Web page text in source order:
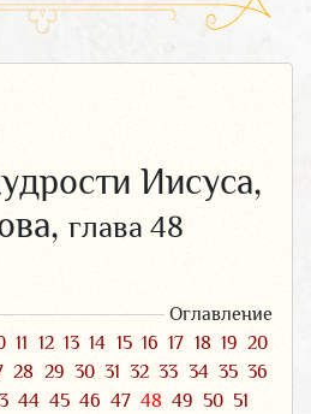
Иисуса,
глава 48
Оглавление
11 12 13 14 15 16 17 18 19 20
28 29 30 31 32 33 34 35 36
44 45 46 47 48 49 50 51